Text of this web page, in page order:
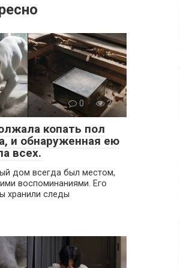
0 2
копать пол
и обнаруженная ею
всех.
дом всегда был местом,
воспоминаниями. Его
хранили следы